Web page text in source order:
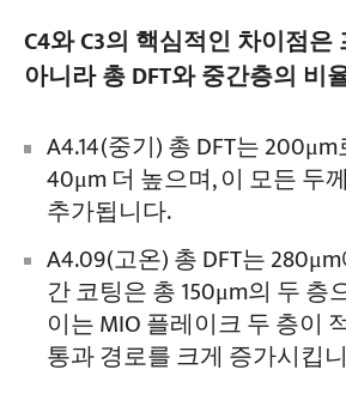
C4와 C3의 핵심적인 차이점은
아니라 총 DFT와 중간층의 비
A4.14(중기) 총 DFT는
40μm 더 높으며, 이 모든 두
추가됩니다.
A4.09(고온) 총 DFT는
간 코팅은 총 150μm의 두 층
이는 MIO 플레이크 두 층이
통과 경로를 크게 증가시킵